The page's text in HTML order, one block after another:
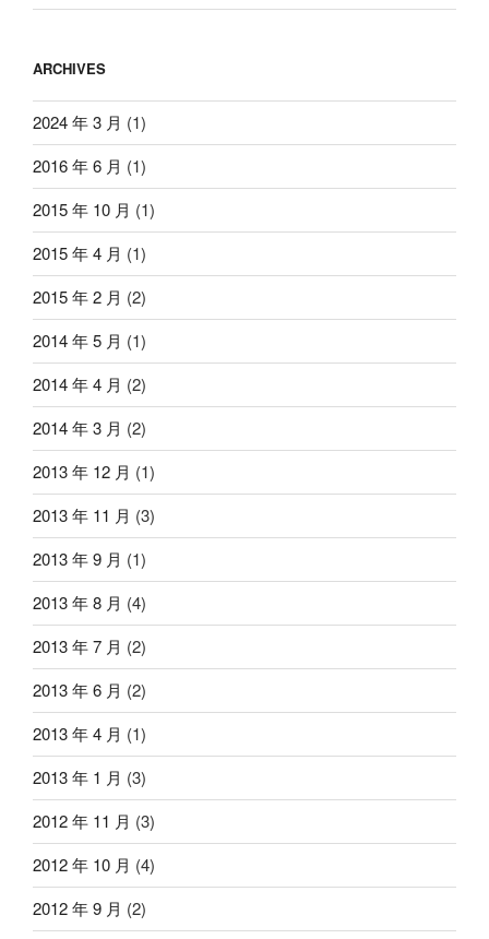
ARCHIVES
2024 年 3 月 (1)
2016 年 6 月 (1)
2015 年 10 月 (1)
2015 年 4 月 (1)
2015 年 2 月 (2)
2014 年 5 月 (1)
2014 年 4 月 (2)
2014 年 3 月 (2)
2013 年 12 月 (1)
2013 年 11 月 (3)
2013 年 9 月 (1)
2013 年 8 月 (4)
2013 年 7 月 (2)
2013 年 6 月 (2)
2013 年 4 月 (1)
2013 年 1 月 (3)
2012 年 11 月 (3)
2012 年 10 月 (4)
2012 年 9 月 (2)